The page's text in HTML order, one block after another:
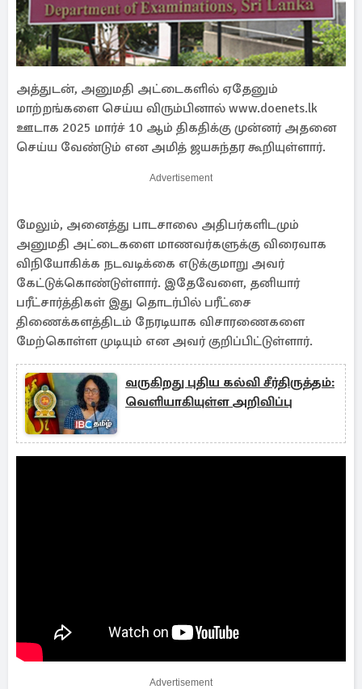
அத்துடன், அனுமதி அட்டைகளில் ஏதேனும்
மாற்றங்களை செய்ய விரும்பினால் www.doenets.lk
ஊடாக 2025 மார்ச் 10 ஆம் திகதிக்கு முன்னர் அதனை
செய்ய வேண்டும் என அமித் ஜயசுந்தர கூறியுள்ளார்.
Advertisement
மேலும், அனைத்து பாடசாலை அதிபர்களிடமும்
அனுமதி அட்டைகளை மாணவர்களுக்கு விரைவாக
விநியோகிக்க நடவடிக்கை எடுக்குமாறு அவர்
கேட்டுக்கொண்டுள்ளார். இதேவேளை, தனியார்
பரீட்சார்த்திகள் இது தொடர்பில் பரீட்சை
திணைக்களத்திடம் நேரடியாக விசாரணைகளை
மேற்கொள்ள முடியும் என அவர் குறிப்பிட்டுள்ளார்.
வருகிறது புதிய கல்வி சீர்திருத்தம்:
வெளியாகியுள்ள அறிவிப்பு
Advertisement